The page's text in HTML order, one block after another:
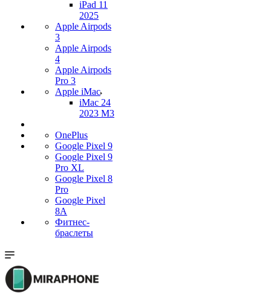
iPad 11
2025
Apple Airpods
3
Apple Airpods
4
Apple Airpods
Pro 3
Apple iMac
iMac 24
2023 M3
OnePlus
Google Pixel 9
Google Pixel 9
Pro XL
Google Pixel 8
Pro
Google Pixel
8A
Фитнес-
браслеты